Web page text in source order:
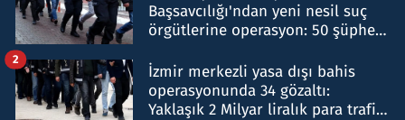
Başsavcılığı'ndan yeni nesil suç
örgütlerine operasyon: 50 şüpheli
İzmir merkezli yasa dışı bahis
operasyonunda 34 gözaltı:
Yaklaşık 2 Milyar liralık para trafiği
2